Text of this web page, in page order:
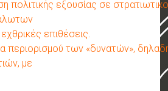
πολιτικής εξουσίας σε
επιθέσεις.
περιορισμού των «δυνατών»,
με